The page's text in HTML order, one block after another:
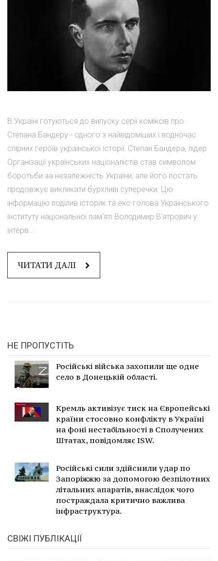
В Україні готуються до випуску серії коміксів про
Степана Бандеру - одного з найвідоміших і водночас
спірних героїв української історії. Степан Бандера, лідер
Організації українських націоналістів став символом
боротьби за незалежність України, але його постать
продовжує викликати бурхливі суперечки. Цю
інформацію поділив історик та екс-голова Українського
інституту національної пам'яті Володимир В'ятрович у
інтерв...
ЧИТАТИ ДАЛІ
НЕ ПРОПУСТІТЬ
Російські війська захопили ще одне
село в Донецькій області.
Кремль активізує тиск на Європейські
країни стосовно конфлікту в Україні
на фоні нестабільності в Сполучених
Штатах, повідомляє ISW.
Російські сили здійснили удар по
Запоріжжю за допомогою безпілотних
літальних апаратів, внаслідок чого
постраждала критично важлива
інфраструктура.
СВІЖІ ПУБЛІКАЦІЇ